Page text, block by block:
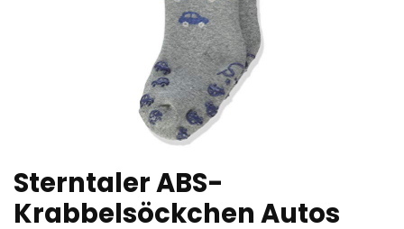
Sterntaler ABS-
Krabbelsöckchen Autos